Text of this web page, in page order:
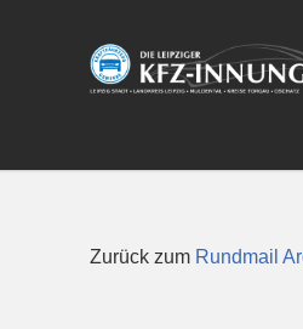
Zurück zum Rundmail